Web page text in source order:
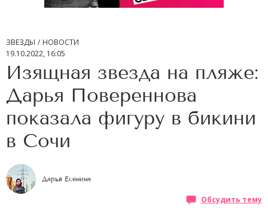
ЗВЕЗДЫ
НОВОСТИ
19.10.2022, 16:05
Изящная звезда на пляже:
Дарья Повереннова
показала фигуру в бикини
в Сочи
Дарья Есенина
Обсудить тему